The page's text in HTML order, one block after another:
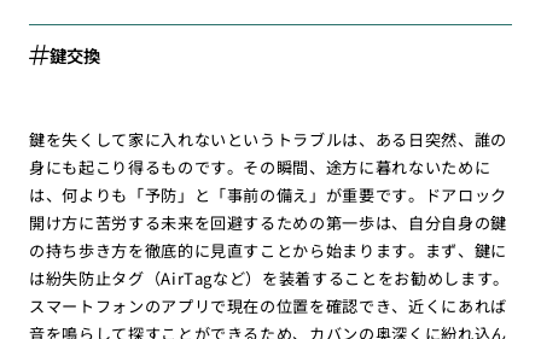
鍵交換
鍵を失くして家に入れないというトラブルは、ある日突然、誰の
身にも起こり得るものです。その瞬間、途方に暮れないために
は、何よりも「予防」と「事前の備え」が重要です。ドアロック
開け方に苦労する未来を回避するための第一歩は、自分自身の鍵
の持ち歩き方を徹底的に見直すことから始まります。まず、鍵に
は紛失防止タグ（AirTagなど）を装着することをお勧めします。
スマートフォンのアプリで現在の位置を確認でき、近くにあれば
音を鳴らして探すことができるため、カバンの奥深くに紛れ込ん